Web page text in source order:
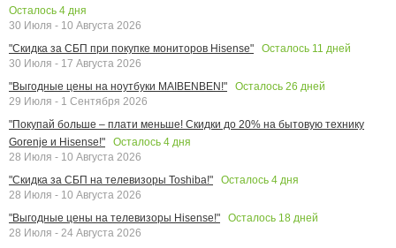
Осталось 4 дня
30 Июля - 10 Августа 2026
"Скидка за СБП при покупке мониторов Hisense"
Осталось 11 дней
30 Июля - 17 Августа 2026
"Выгодные цены на ноутбуки MAIBENBEN!"
Осталось 26 дней
29 Июля - 1 Сентября 2026
"Покупай больше – плати меньше! Скидки до 20% на бытовую технику
Gorenje и Hisense!"
Осталось 4 дня
28 Июля - 10 Августа 2026
"Скидка за СБП на телевизоры Toshiba!"
Осталось 4 дня
28 Июля - 10 Августа 2026
"Выгодные цены на телевизоры Hisense!"
Осталось 18 дней
28 Июля - 24 Августа 2026